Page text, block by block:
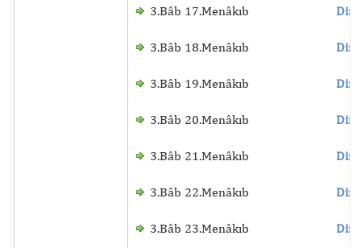
3.Bâb 17.Menâkıb
3.Bâb 18.Menâkıb
3.Bâb 19.Menâkıb
3.Bâb 20.Menâkıb
3.Bâb 21.Menâkıb
3.Bâb 22.Menâkıb
3.Bâb 23.Menâkıb